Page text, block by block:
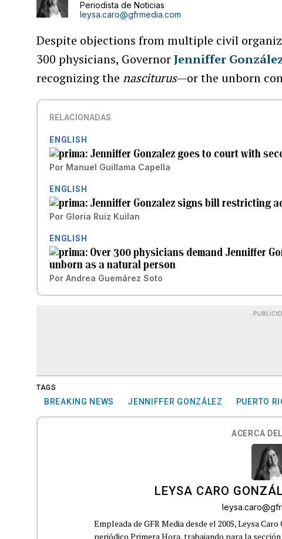
Periodista de Noticias
leysa.caro@gfrmedia.com
Despite objections from multiple civil
300 physicians, GovernorJenniffer
recognizing thenasciturus—or the unborn
RELACIONADAS
ENGLISH
Jenniffer Gonzalez goes to court with
Por Manuel Guillama Capella
ENGLISH
Jenniffer Gonzalez signs bill restricting
Por Gloria Ruiz Kuilan
ENGLISH
Over 300 physicians demand Jenniffer
unborn as a natural person
Por Andrea Guemárez Soto
TAGS
BREAKING NEWS JENNIFFER GONZÁLEZ PUERTO
ACERCA
LEYSA CARO
Empleada de GFR Media desde el 2005, Leysa
periódico Primera Hora, trabajando para la